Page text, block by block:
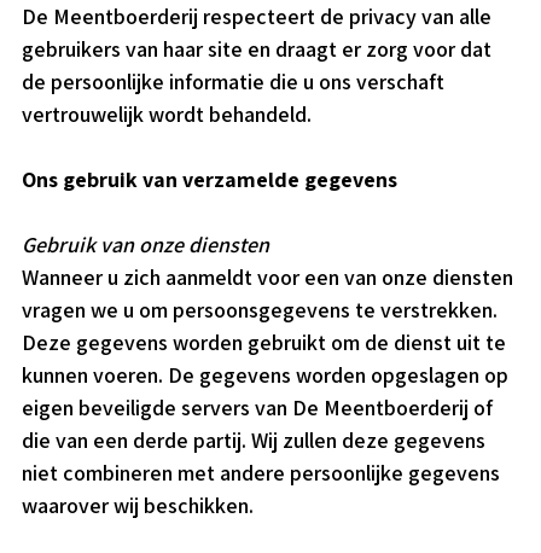
De Meentboerderij respecteert de privacy van alle
gebruikers van haar site en draagt er zorg voor dat
de persoonlijke informatie die u ons verschaft
vertrouwelijk wordt behandeld.
Ons gebruik van verzamelde gegevens
Gebruik van onze diensten
Wanneer u zich aanmeldt voor een van onze diensten
vragen we u om persoonsgegevens te verstrekken.
Deze gegevens worden gebruikt om de dienst uit te
kunnen voeren. De gegevens worden opgeslagen op
eigen beveiligde servers van De Meentboerderij of
die van een derde partij. Wij zullen deze gegevens
niet combineren met andere persoonlijke gegevens
waarover wij beschikken.